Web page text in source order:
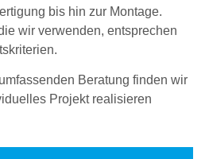
bis hin zur Montage.
wir verwenden, entsprechen
Beratung finden wir
Projekt realisieren